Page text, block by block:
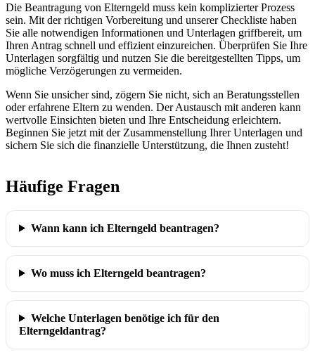
Die Beantragung von Elterngeld muss kein komplizierter Prozess
sein. Mit der richtigen Vorbereitung und unserer Checkliste haben
Sie alle notwendigen Informationen und Unterlagen griffbereit, um
Ihren Antrag schnell und effizient einzureichen. Überprüfen Sie Ihre
Unterlagen sorgfältig und nutzen Sie die bereitgestellten Tipps, um
mögliche Verzögerungen zu vermeiden.
Wenn Sie unsicher sind, zögern Sie nicht, sich an Beratungsstellen
oder erfahrene Eltern zu wenden. Der Austausch mit anderen kann
wertvolle Einsichten bieten und Ihre Entscheidung erleichtern.
Beginnen Sie jetzt mit der Zusammenstellung Ihrer Unterlagen und
sichern Sie sich die finanzielle Unterstützung, die Ihnen zusteht!
Häufige Fragen
Wann kann ich Elterngeld beantragen?
Wo muss ich Elterngeld beantragen?
Welche Unterlagen benötige ich für den
Elterngeldantrag?